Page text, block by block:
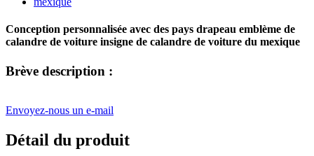
Conception personnalisée avec des pays drapeau emblème de
calandre de voiture insigne de calandre de voiture du mexique
Brève description :
Envoyez-nous un e-mail
Détail du produit